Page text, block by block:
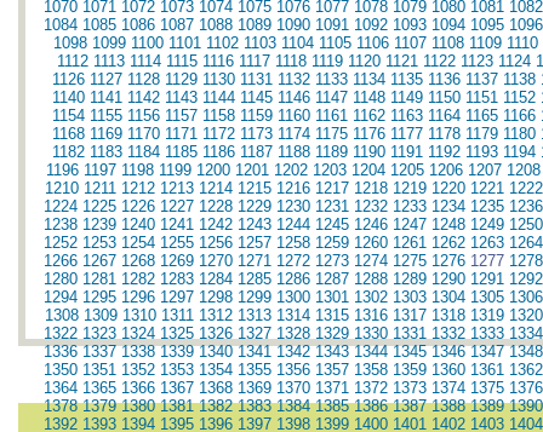
1070 1071 1072 1073 1074 1075 1076 1077 1078 1079 1080 1081 1082
1084 1085 1086 1087 1088 1089 1090 1091 1092 1093 1094 1095 1096
1098 1099 1100 1101 1102 1103 1104 1105 1106 1107 1108 1109 1110
1112 1113 1114 1115 1116 1117 1118 1119 1120 1121 1122 1123 1124
1126 1127 1128 1129 1130 1131 1132 1133 1134 1135 1136 1137 1138
1140 1141 1142 1143 1144 1145 1146 1147 1148 1149 1150 1151 1152
1154 1155 1156 1157 1158 1159 1160 1161 1162 1163 1164 1165 1166
1168 1169 1170 1171 1172 1173 1174 1175 1176 1177 1178 1179 1180
1182 1183 1184 1185 1186 1187 1188 1189 1190 1191 1192 1193 1194
1196 1197 1198 1199 1200 1201 1202 1203 1204 1205 1206 1207 1208
1210 1211 1212 1213 1214 1215 1216 1217 1218 1219 1220 1221 1222
1224 1225 1226 1227 1228 1229 1230 1231 1232 1233 1234 1235 1236
1238 1239 1240 1241 1242 1243 1244 1245 1246 1247 1248 1249 1250
1252 1253 1254 1255 1256 1257 1258 1259 1260 1261 1262 1263 1264
1266 1267 1268 1269 1270 1271 1272 1273 1274 1275 1276 1277 1278
1280 1281 1282 1283 1284 1285 1286 1287 1288 1289 1290 1291 1292
1294 1295 1296 1297 1298 1299 1300 1301 1302 1303 1304 1305 1306
1308 1309 1310 1311 1312 1313 1314 1315 1316 1317 1318 1319 1320
1322 1323 1324 1325 1326 1327 1328 1329 1330 1331 1332 1333 1334
1336 1337 1338 1339 1340 1341 1342 1343 1344 1345 1346 1347 1348
1350 1351 1352 1353 1354 1355 1356 1357 1358 1359 1360 1361 1362
1364 1365 1366 1367 1368 1369 1370 1371 1372 1373 1374 1375 1376
1378 1379 1380 1381 1382 1383 1384 1385 1386 1387 1388 1389 1390
1392 1393 1394 1395 1396 1397 1398 1399 1400 1401 1402 1403 1404